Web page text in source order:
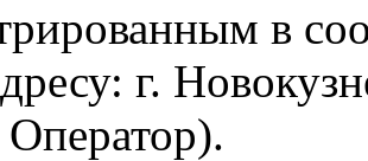
в
г.
Оператор).